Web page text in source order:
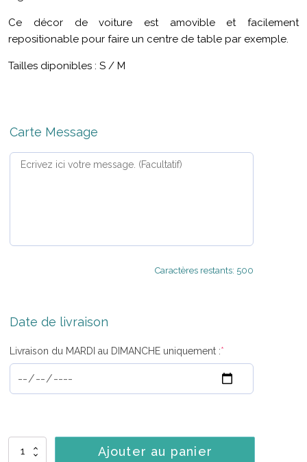
Ce décor de voiture est amovible et facilement
repositionable pour faire un centre de table par exemple.
Tailles diponibles : S / M
Carte Message
Caractères restants: 500
Date de livraison
Livraison du MARDI au DIMANCHE uniquement :*
quantité
Ajouter au panier